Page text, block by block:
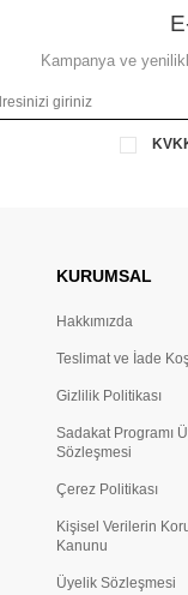
Kampanya ve
KURUMSAL
Hakkımızda
Teslimat ve İade
Gizlilik Politikası
Sadakat Programı
Sözleşmesi
Çerez Politikası
Kişisel Verilerin
Kanunu
Üyelik Sözleşmesi